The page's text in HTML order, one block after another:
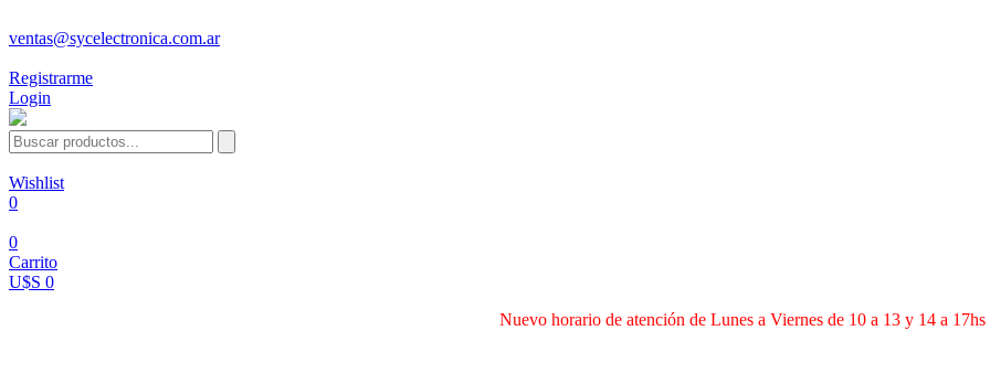
ventas@sycelectronica.com.ar
Registrarme
Login
Wishlist
0
0
Carrito
U$S 0
Nuevo horario de atención de Lunes a Viernes de 10 a 13 y 14 a 17hs